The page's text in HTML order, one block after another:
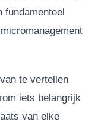
fundamenteel
te vertellen
iets belangrijk
van elke